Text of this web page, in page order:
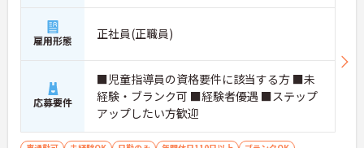
雇用形態 正社員(正職員)
応募要件
■児童指導員の資格要件に該当する方 ■未
経験・ブランク可 ■経験者優遇 ■ステップ
アップしたい方歓迎